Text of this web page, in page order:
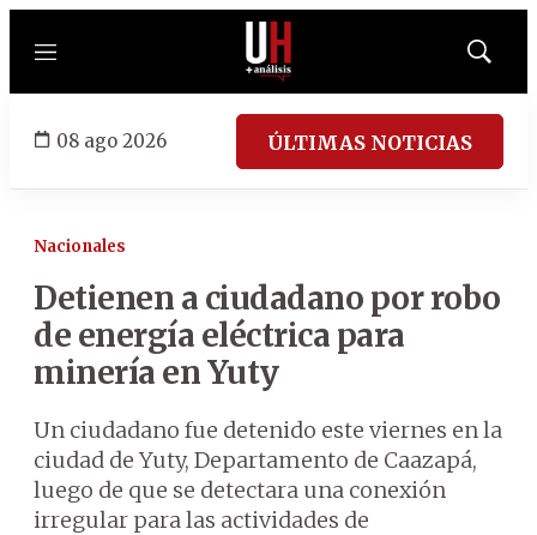
Menú
Mostrar
08 ago 2026 ÚLTIMAS NOTICIAS
Nacionales
Detienen a ciudadano por robo
de energía eléctrica para
minería en Yuty
Un ciudadano fue detenido este viernes en la
ciudad de Yuty, Departamento de Caazapá,
luego de que se detectara una conexión
irregular para las actividades de